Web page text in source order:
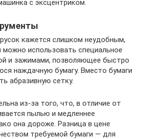
с эксцентриком.
кажется слишком неудобным,
использовать специальное
и зажимами, позволяющее быстро
наждачную бумагу. Вместо бумаги
абразивную сетку.
из-за того, что, в отличие от
пылью и медленнее
она дороже. Разница в цене
требуемой бумаги — для